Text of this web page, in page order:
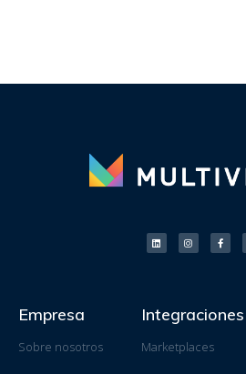
Empresa
Sobre nosotros
Integraciones
Marketplaces